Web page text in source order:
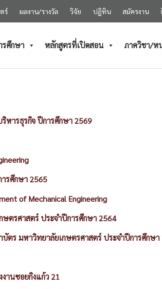
ร์ ผลงาน/รางวัล วิจัย ปฏิทิน สมัครงาน
รศึกษา หลักสูตรที่เปิดสอน ภาควิชา/ห
หารธุรกิจ ปีการศึกษา 2569
รศึกษา 2565
of Mechanical Engineering
ษตรศาสตร์ ประจําปีการศึกษา 2564
ร มหาวิทยาลัยเกษตรศาสตร์ ประจำปีการศึกษา
านซอยกิ่งแก้ว 21